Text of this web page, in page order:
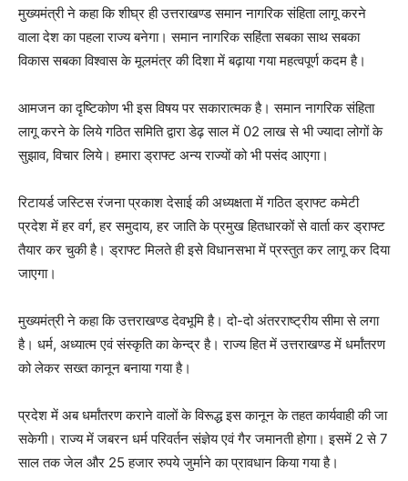
मुख्यमंत्री ने कहा कि शीघ्र ही उत्तराखण्ड समान नागरिक संहिता लागू करने
वाला देश का पहला राज्य बनेगा। समान नागरिक सहिंता सबका साथ सबका
विकास सबका विश्वास के मूलमंत्र की दिशा में बढ़ाया गया महत्वपूर्ण कदम है।
आमजन का दृष्टिकोण भी इस विषय पर सकारात्मक है। समान नागरिक संहिता
लागू करने के लिये गठित समिति द्वारा डेढ़ साल में 02 लाख से भी ज्यादा लोगों के
सुझाव, विचार लिये। हमारा ड्राफ्ट अन्य राज्यों को भी पसंद आएगा।
रिटायर्ड जस्टिस रंजना प्रकाश देसाई की अध्यक्षता में गठित ड्राफ्ट कमेटी
प्रदेश में हर वर्ग, हर समुदाय, हर जाति के प्रमुख हितधारकों से वार्ता कर ड्राफ्ट
तैयार कर चुकी है। ड्राफ्ट मिलते ही इसे विधानसभा में प्रस्तुत कर लागू कर दिया
जाएगा।
मुख्यमंत्री ने कहा कि उत्तराखण्ड देवभूमि है। दो-दो अंतरराष्ट्रीय सीमा से लगा
है। धर्म, अध्यात्म एवं संस्कृति का केन्द्र है। राज्य हित में उत्तराखण्ड में धर्मांतरण
को लेकर सख्त कानून बनाया गया है।
प्रदेश में अब धर्मांतरण कराने वालों के विरूद्ध इस कानून के तहत कार्यवाही की जा
सकेगी। राज्य में जबरन धर्म परिवर्तन संज्ञेय एवं गैर जमानती होगा। इसमें 2 से 7
साल तक जेल और 25 हजार रुपये जुर्माने का प्रावधान किया गया है।